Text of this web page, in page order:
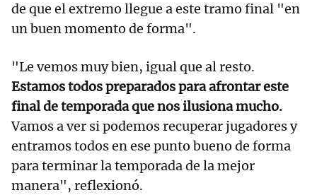
de que el extremo llegue a este tramo final "en
un buen momento de forma".
"Le vemos muy bien, igual que al resto.
Estamos todos preparados para afrontar este
final de temporada que nos ilusiona mucho.
Vamos a ver si podemos recuperar jugadores y
entramos todos en ese punto bueno de forma
para terminar la temporada de la mejor
manera", reflexionó.